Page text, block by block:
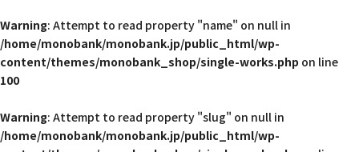
Warning: Attempt to read property "name" on null in
/home/monobank/monobank.jp/public_html/wp-
content/themes/monobank_shop/single-works.php on line
100
Warning: Attempt to read property "slug" on null in
/home/monobank/monobank.jp/public_html/wp-